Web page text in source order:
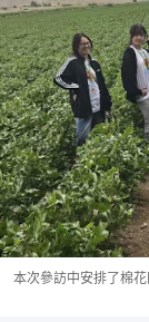
本次參訪中安排了棉